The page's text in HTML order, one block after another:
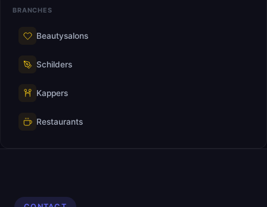
BRANCHES
Beautysalons
Schilders
Kappers
Restaurants